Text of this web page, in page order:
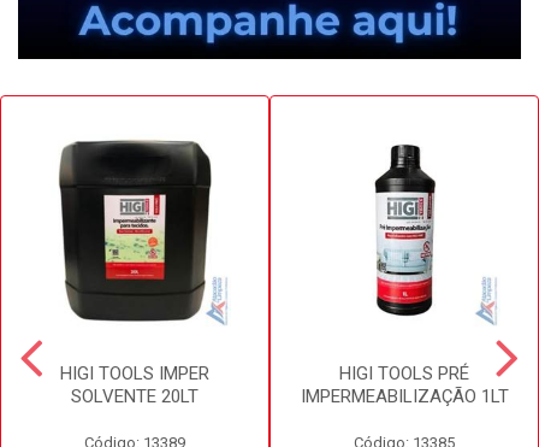
HIGI TOOLS IMPER
SOLVENTE 20LT
Código: 13389
HIGI TOOLS PRÉ
IMPERMEABILIZAÇÃO 1LT
Código: 13385